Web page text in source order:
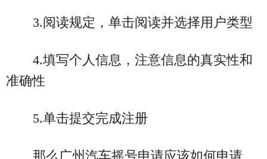
3.阅读规定，单击阅读并选择用户类型
4.填写个人信息，注意信息的真实性和
准确性
5.单击提交完成注册
那么广州汽车摇号申请应该如何申请